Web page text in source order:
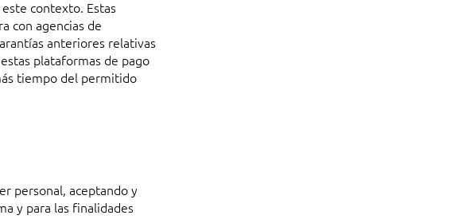
contexto. Estas
con agencias de
anteriores relativas
plataformas de pago
tiempo del permitido
personal, aceptando y
y para las finalidades